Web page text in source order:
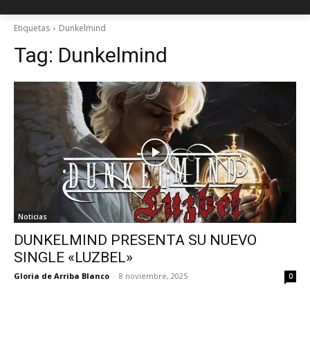
Etiquetas Dunkelmind
Tag: Dunkelmind
Noticias
DUNKELMIND PRESENTA SU NUEVO
SINGLE «LUZBEL»
Gloria de Arriba Blanco - 8 noviembre, 2025 0